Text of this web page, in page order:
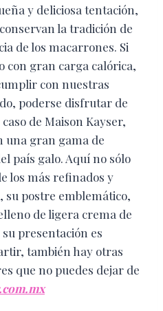
y deliciosa tentación,
la tradición de
de los macarrones. Si
con gran carga calórica,
con nuestras
poderse disfrutar de
de Maison Kayser,
una gran gama de
país galo. Aquí no sólo
los más refinados y
su postre emblemático,
de ligera crema de
presentación es
también hay otras
que no puedes dejar de